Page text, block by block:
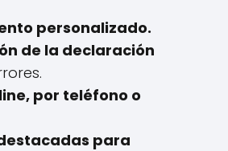
personalizado.
de la declaración
por teléfono o
para